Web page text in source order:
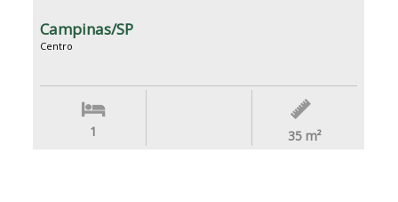
Campinas/SP
Centro
1 35 m²